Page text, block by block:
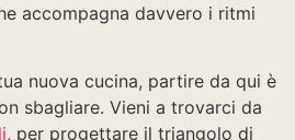
accompagna davvero i ritmi
nuova cucina, partire da qui è
sbagliare. Vieni a trovarci da
, per progettare il triangolo di